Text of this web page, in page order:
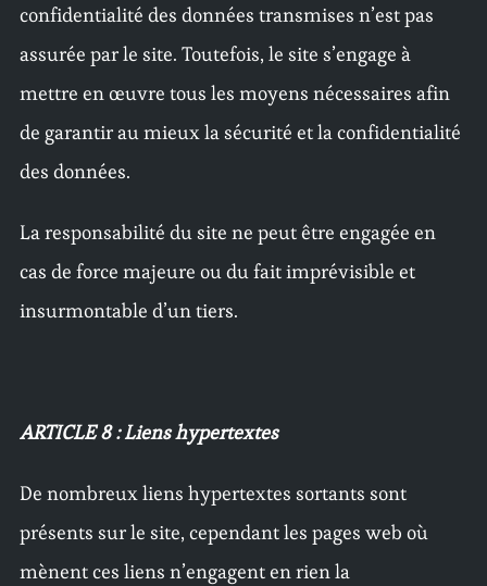
confidentialité des données transmises n’est pas
assurée par le site. Toutefois, le site s’engage à
mettre en œuvre tous les moyens nécessaires afin
de garantir au mieux la sécurité et la confidentialité
des données.
La responsabilité du site ne peut être engagée en
cas de force majeure ou du fait imprévisible et
insurmontable d’un tiers.
ARTICLE 8 : Liens hypertextes
De nombreux liens hypertextes sortants sont
présents sur le site, cependant les pages web où
mènent ces liens n’engagent en rien la